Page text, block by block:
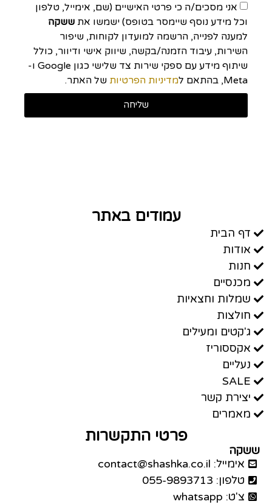
אני מסכים/ה כי פרטי האישיים (שם, אימייל, טלפון
וכל מידע נוסף שיימסר בטופס) ישמשו את ששקה
למענה לפנייה, הרשמה למועדון לקוחות, שיפור
השירות, עיבוד הזמנה/בקשה, שיווק אישי ודיוור, כולל
שיתוף מידע עם ספקי שירות צד שלישי כגון Google ו-
Meta, בהתאם ל
מדיניות הפרטיות של האתר.
שליחה
עמודים באתר
דף הבית
אודות
חנות
מכנסיים
שמלות וחצאיות
חולצות
ג'קטים ומעילים
אקססוריז
נעליים
SALE
יצירת קשר
מאמרים
פרטי התקשרות
ששקה
אימייל: contact@shashka.co.il
טלפון: 055-9893713
צ'ט: whatsapp